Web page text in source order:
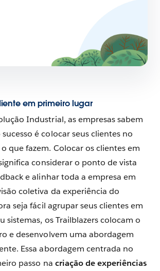
em primeiro lugar
Industrial, as empresas sabem
é colocar seus clientes no
que fazem. Colocar os clientes em
considerar o ponto de vista
e alinhar toda a empresa em
coletiva da experiência do
seja fácil agrupar seus clientes em
sistemas, os Trailblazers colocam o
e desenvolvem uma abordagem
Essa abordagem centrada no
passo na criação de experiências